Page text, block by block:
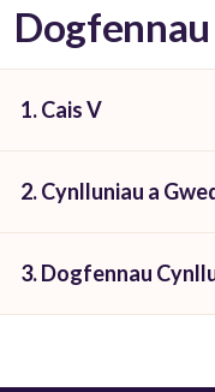
1. Cais V
2. Cynlluniau a
3. Dogfennau